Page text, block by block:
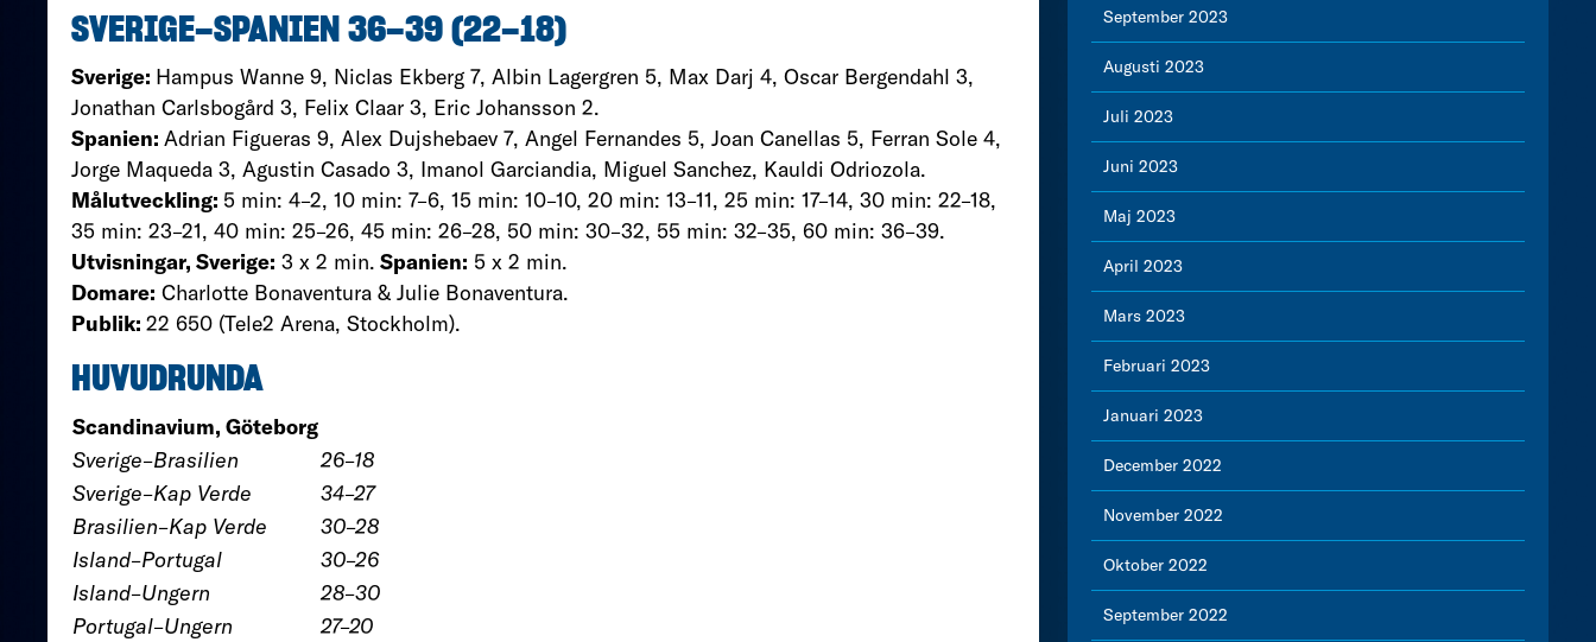
SVERIGE–SPANIEN 36–39 (22–18)
Sverige: Hampus Wanne 9, Niclas Ekberg 7, Albin Lagergren 5, Max Darj 4, Oscar Bergendahl 3,
Jonathan Carlsbogård 3, Felix Claar 3, Eric Johansson 2.
Spanien: Adrian Figueras 9, Alex Dujshebaev 7, Angel Fernandes 5, Joan Canellas 5, Ferran Sole 4,
Jorge Maqueda 3, Agustin Casado 3, Imanol Garciandia, Miguel Sanchez, Kauldi Odriozola.
Målutveckling: 5 min: 4–2, 10 min: 7–6, 15 min: 10–10, 20 min: 13–11, 25 min: 17–14, 30 min: 22–18,
35 min: 23–21, 40 min: 25–26, 45 min: 26–28, 50 min: 30–32, 55 min: 32–35, 60 min: 36–39.
Utvisningar, Sverige: 3 x 2 min. Spanien: 5 x 2 min.
Domare: Charlotte Bonaventura & Julie Bonaventura.
Publik: 22 650 (Tele2 Arena, Stockholm).
HUVUDRUNDA
Scandinavium, Göteborg
Sverige–Brasilien
26–18
Sverige–Kap Verde
34–27
Brasilien–Kap Verde
30–28
Island–Portugal
30–26
Island–Ungern
28–30
Portugal–Ungern
27–20
September 2023
Augusti 2023
Juli 2023
Juni 2023
Maj 2023
April 2023
Mars 2023
Februari 2023
Januari 2023
December 2022
November 2022
Oktober 2022
September 2022